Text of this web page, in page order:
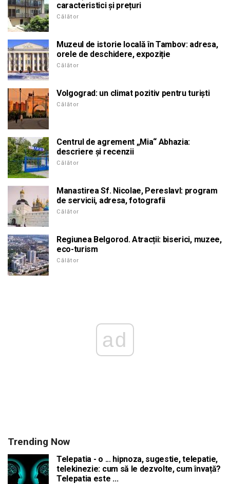
caracteristici și prețuri
Călător
Muzeul de istorie locală în Tambov: adresa,
orele de deschidere, expoziție
Călător
Volgograd: un climat pozitiv pentru turiști
Călător
Centrul de agrement „Mia“ Abhazia:
descriere și recenzii
Călător
Manastirea Sf. Nicolae, Pereslavl: program
de servicii, adresa, fotografii
Călător
Regiunea Belgorod. Atracții: biserici, muzee,
eco-turism
Călător
ad
Trending Now
Telepatia - o ... hipnoza, sugestie, telepatie,
telekinezie: cum să le dezvolte, cum învață?
Telepatia este ...